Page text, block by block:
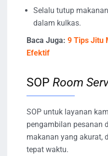
Selalu tutup
dalam kulkas.
Baca Juga: 9 Tips Jitu
Efektif
SOP Room
SOP untuk layanan
pengambilan pesanan
makanan yang akurat,
tepat waktu.